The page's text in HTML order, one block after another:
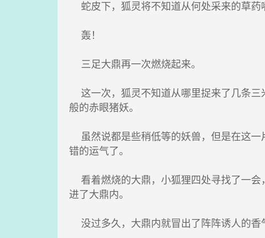
蛇皮下，狐灵将不知道从何处采来的草药
轰！
三足大鼎再一次燃烧起来。
这一次，狐灵不知道从哪里捉来了几条三
般的赤眼猪妖。
虽然说都是些稍低等的妖兽，但是在这一
错的运气了。
看着燃烧的大鼎，小狐狸四处寻找了一会
进了大鼎内。
没过多久，大鼎内就冒出了阵阵诱人的香